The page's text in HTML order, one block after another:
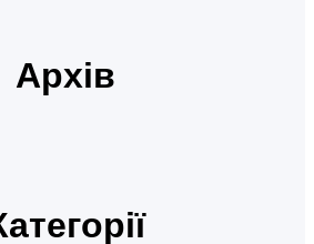
Архів